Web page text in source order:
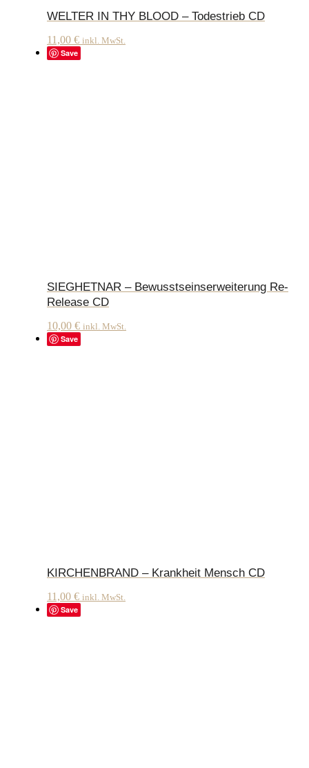
WELTER IN THY BLOOD – Todestrieb CD
11,00 € inkl. MwSt.
Save
SIEGHETNAR – Bewusstseinserweiterung Re-
Release CD
10,00 € inkl. MwSt.
Save
KIRCHENBRAND – Krankheit Mensch CD
11,00 € inkl. MwSt.
Save